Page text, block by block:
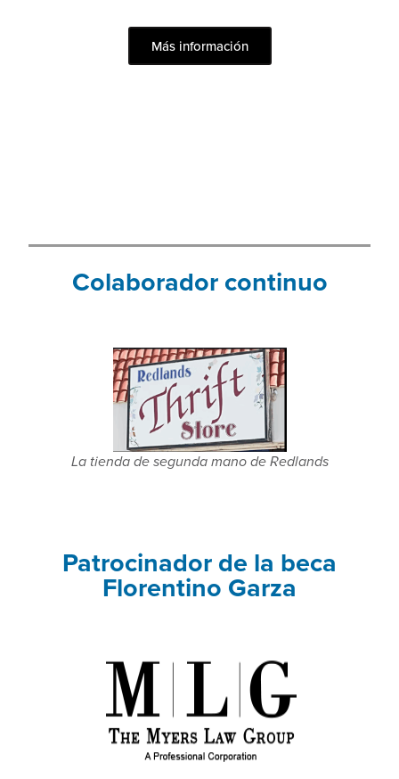
Más información
Colaborador continuo
La tienda de segunda mano de Redlands
Patrocinador de la beca
Florentino Garza